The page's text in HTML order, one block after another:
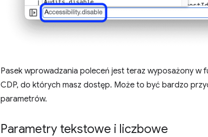
Pasek wprowadzania poleceń jest teraz wyposażony w
CDP, do których masz dostęp. Może to być bardzo
parametrów.
Parametry tekstowe i liczbowe